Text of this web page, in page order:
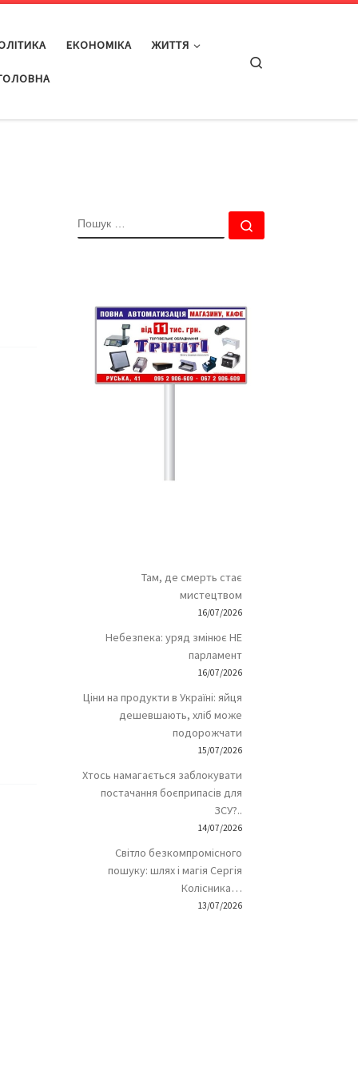
ЕКОНОМІКА ЖИТТЯ
ПОШУК
Там, де смерть стає
мистецтвом
16/07/2026
Небезпека: уряд змінює НЕ
парламент
16/07/2026
Ціни на продукти в Україні: яйця
дешевшають, хліб може
подорожчати
15/07/2026
Хтось намагається заблокувати
постачання боєприпасів для
ЗСУ?..
14/07/2026
Світло безкомпромісного
пошуку: шлях і магія Сергія
Колісника…
13/07/2026